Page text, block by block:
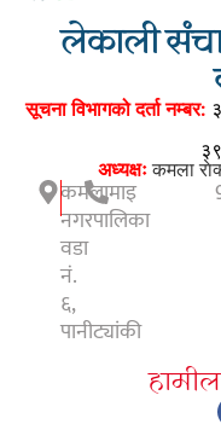
लेकाली
सूचना विभागको दर्ता नम्बर:
अध्यक्षःकमला
कमलामाइ
नगरपालिका
वडा
नं.
६,
पानीट्यांकी